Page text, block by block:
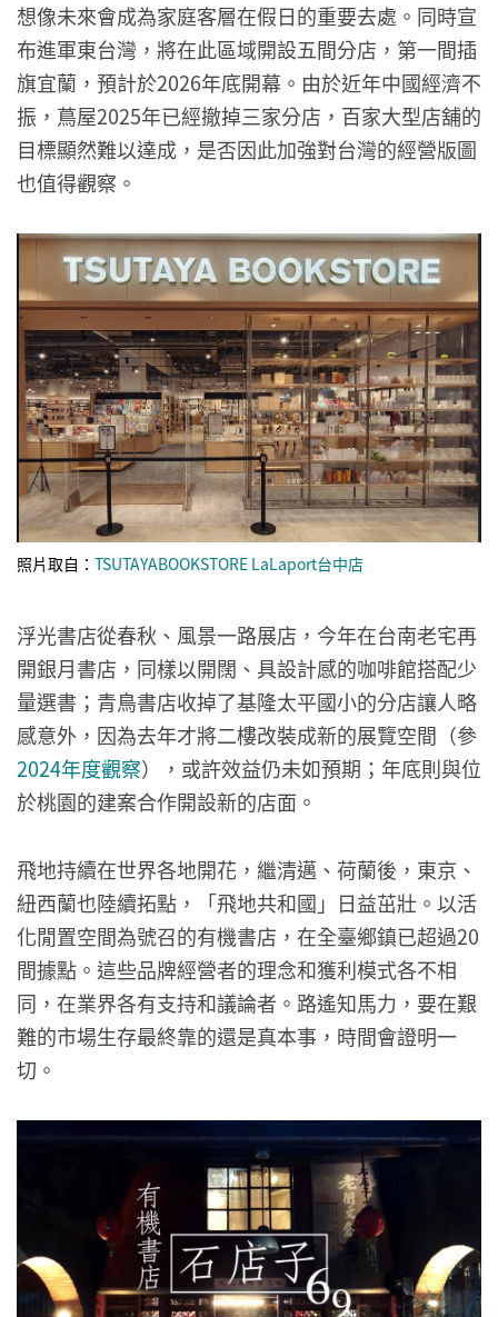
想像未來會成為家庭客層在假日的重要去處。同時宣
布進軍東台灣，將在此區域開設五間分店，第一間插
旗宜蘭，預計於2026年底開幕。由於近年中國經濟不
振，蔦屋2025年已經撤掉三家分店，百家大型店舖的
目標顯然難以達成，是否因此加強對台灣的經營版圖
也值得觀察。
照片取自： TSUTAYABOOKSTORE LaLaport台中店
浮光書店從春秋、風景一路展店，今年在台南老宅再
開銀月書店，同樣以開闊、具設計感的咖啡館搭配少
量選書；青鳥書店收掉了基隆太平國小的分店讓人略
感意外，因為去年才將二樓改裝成新的展覽空間（參
2024年度觀察），或許效益仍未如預期；年底則與位
於桃園的建案合作開設新的店面。
飛地持續在世界各地開花，繼清邁、荷蘭後，東京、
紐西蘭也陸續拓點，「飛地共和國」日益茁壯。以活
化閒置空間為號召的有機書店，在全臺鄉鎮已超過20
間據點。這些品牌經營者的理念和獲利模式各不相
同，在業界各有支持和議論者。路遙知馬力，要在艱
難的市場生存最終靠的還是真本事，時間會證明一
切。